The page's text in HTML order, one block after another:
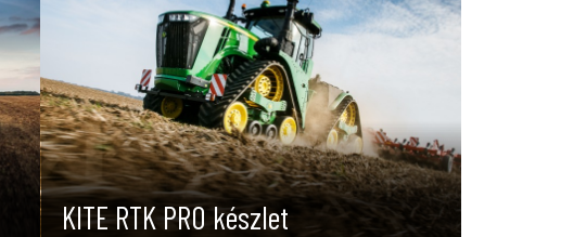
KITE RTK PRO készlet